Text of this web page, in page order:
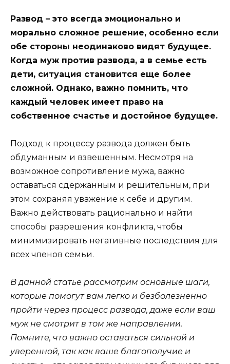
Развод – это всегда эмоционально и
морально сложное решение, особенно если
обе стороны неодинаково видят будущее.
Когда муж против развода, а в семье есть
дети, ситуация становится еще более
сложной. Однако, важно помнить, что
каждый человек имеет право на
собственное счастье и достойное будущее.
Подход к процессу развода должен быть
обдуманным и взвешенным. Несмотря на
возможное сопротивление мужа, важно
оставаться сдержанным и решительным, при
этом сохраняя уважение к себе и другим.
Важно действовать рационально и найти
способы разрешения конфликта, чтобы
минимизировать негативные последствия для
всех членов семьи.
В данной статье рассмотрим основные шаги,
которые помогут вам легко и безболезненно
пройти через процесс развода, даже если ваш
муж не смотрит в том же направлении.
Помните, что важно оставаться сильной и
уверенной, так как ваше благополучие и